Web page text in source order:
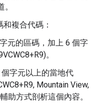
複合代碼：
元的區碼，加上 6 個字
。
個字元以上的當地代
Mountain View,
助方式剖析這個內容。